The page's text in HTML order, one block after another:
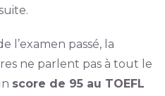
l’examen passé, la
ne parlent pas à tout le
score de 95 au TOEFL